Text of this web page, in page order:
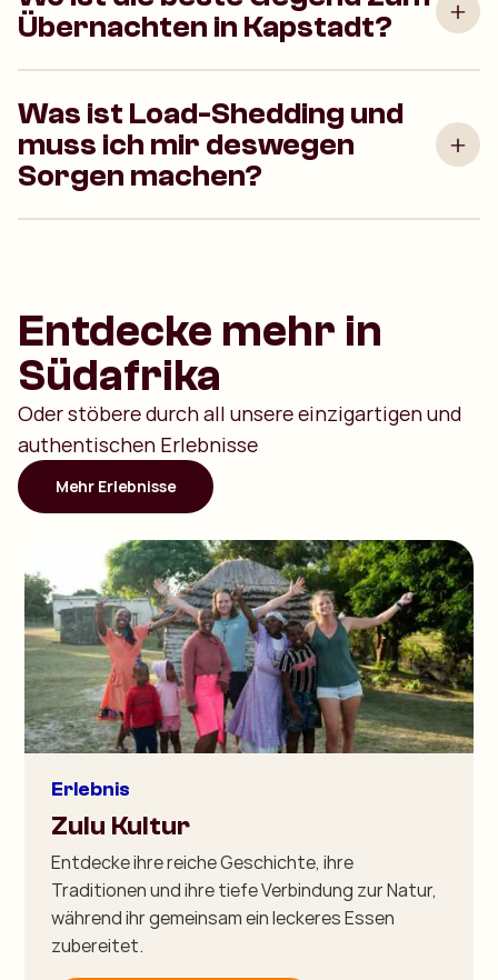
Übernachten in Kapstadt?
Was ist Load-Shedding und
muss ich mir deswegen
Sorgen machen?
Entdecke mehr in
Südafrika
Oder stöbere durch all unsere einzigartigen und
authentischen Erlebnisse
Mehr Erlebnisse
Erlebnis
Zulu Kultur
Entdecke ihre reiche Geschichte, ihre
Traditionen und ihre tiefe Verbindung zur Natur,
während ihr gemeinsam ein leckeres Essen
zubereitet.